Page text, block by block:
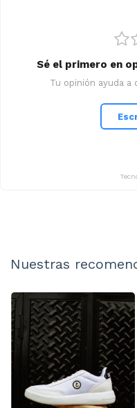
Sé el primero en
Tu opinión ayuda a
Nuestras